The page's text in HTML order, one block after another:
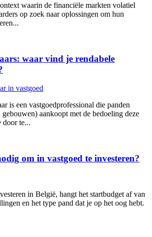
waarin de financiële markten volatiel
op zoek naar oplossingen om hun
waar vind je rendabele
in vastgoed
is een vastgoedprofessional die panden
aankoopt met de bedoeling deze
door te...
om in vastgoed te investeren?
in België, hangt het startbudget af van
en het type pand dat je op het oog hebt.